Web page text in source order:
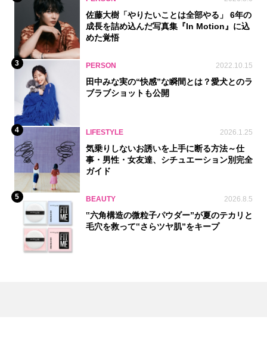
佐藤大樹「やりたいことは全部やる」 6年の
成長を詰め込んだ写真集『In Motion』に込
めた覚悟
3 PERSON 2022.10.15
田中みな実の“快感”な瞬間とは？愛犬とのラ
ブラブショットも公開
4 LIFESTYLE 2026.1.25
気乗りしないお誘いを上手に断る方法～仕
事・男性・女友達、シチュエーション別完全
ガイド
5 BEAUTY 2026.8.5
‟六角構造の微粒子パウダー”が夏のテカリと
毛穴を救って‟さらツヤ肌”をキープ